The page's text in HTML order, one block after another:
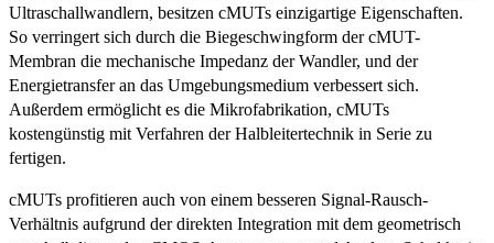
Ultraschallwandlern, besitzen cMUTs einzigartige Eigenschaften.
So verringert sich durch die Biegeschwingform der cMUT-
Membran die mechanische Impedanz der Wandler, und der
Energietransfer an das Umgebungsmedium verbessert sich.
Außerdem ermöglicht es die Mikrofabrikation, cMUTs
kostengünstig mit Verfahren der Halbleitertechnik in Serie zu
fertigen.
cMUTs profitieren auch von einem besseren Signal-Rausch-
Verhältnis aufgrund der direkten Integration mit dem geometrisch